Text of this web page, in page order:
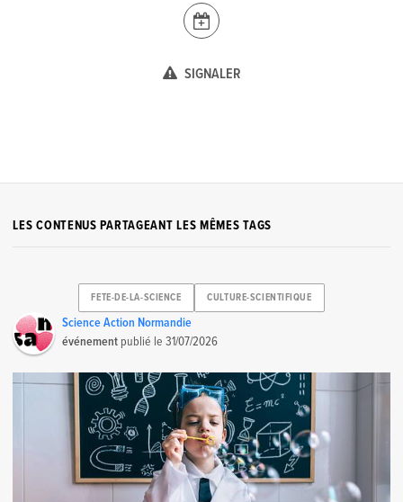
SIGNALER
LES CONTENUS PARTAGEANT LES MÊMES TAGS
FETE-DE-LA-SCIENCE CULTURE-SCIENTIFIQUE
Science Action Normandie
événement publié le31/07/2026